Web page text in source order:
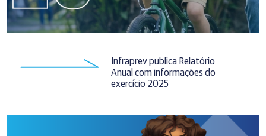
Infraprev publica Relatório
Anual com informações do
exercício 2025